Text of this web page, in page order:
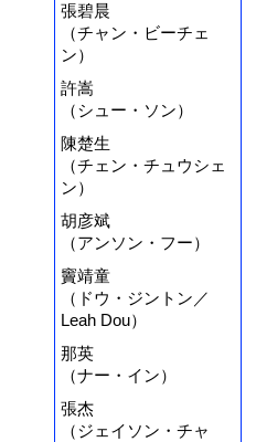
張碧晨
（チャン・ビーチェ
ン）
許嵩
（シュー・ソン）
陳楚生
（チェン・チュウシェ
ン）
胡彦斌
（アンソン・フー）
竇靖童
（ドウ・ジントン／
Leah Dou）
那英
（ナー・イン）
張杰
（ジェイソン・チャ